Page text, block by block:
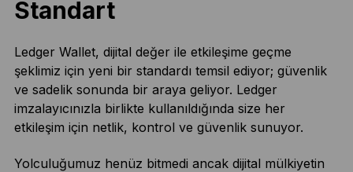
Standart
Ledger Wallet, dijital değer ile etkileşime geçme
şeklimiz için yeni bir standardı temsil ediyor; güvenlik
ve sadelik sonunda bir araya geliyor. Ledger
imzalayıcınızla birlikte kullanıldığında size her
etkileşim için netlik, kontrol ve güvenlik sunuyor.
Yolculuğumuz henüz bitmedi ancak dijital mülkiyetin